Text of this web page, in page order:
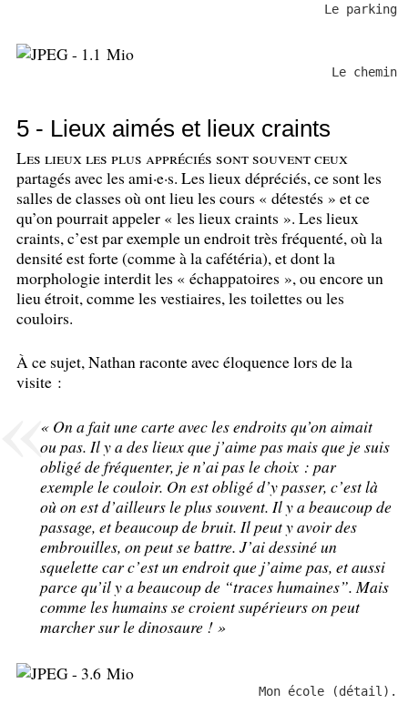
Le parking
Le chemin
5 - Lieux aimés et lieux craints
Les lieux les plus appréciés sont souvent ceux
partagés avec les ami·e·s. Les lieux dépréciés, ce sont les
salles de classes où ont lieu les cours « détestés » et ce
qu’on pourrait appeler « les lieux craints ». Les lieux
craints, c’est par exemple un endroit très fréquenté, où la
densité est forte (comme à la cafétéria), et dont la
morphologie interdit les « échappatoires », ou encore un
lieu étroit, comme les vestiaires, les toilettes ou les
couloirs.
À ce sujet, Nathan raconte avec éloquence lors de la
visite :
« On a fait une carte avec les endroits qu’on aimait
ou pas. Il y a des lieux que j’aime pas mais que je suis
obligé de fréquenter, je n’ai pas le choix : par
exemple le couloir. On est obligé d’y passer, c’est là
où on est d’ailleurs le plus souvent. Il y a beaucoup de
passage, et beaucoup de bruit. Il peut y avoir des
embrouilles, on peut se battre. J’ai dessiné un
squelette car c’est un endroit que j’aime pas, et aussi
parce qu’il y a beaucoup de “traces humaines”. Mais
comme les humains se croient supérieurs on peut
marcher sur le dinosaure ! »
Mon école (détail).